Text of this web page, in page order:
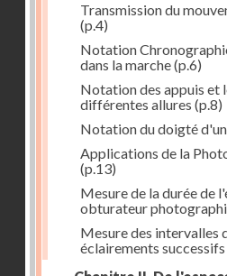
Transmission du
(p.4)
Notation
dans la marche(p.6)
Notation des appuis et
différentes allures (p.8)
Notation du doigté
Applications de la
(p.13)
Mesure de la durée de
obturateur
Mesure des intervalles
éclairements successifs